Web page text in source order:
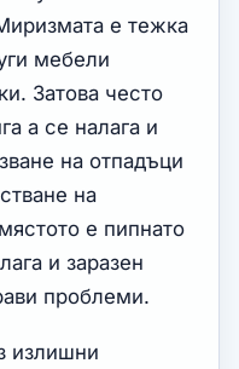
е тежка
мебели
Затова често
а се налага и
на отпадъци
на
е пипнато
и заразен
проблеми.
излишни